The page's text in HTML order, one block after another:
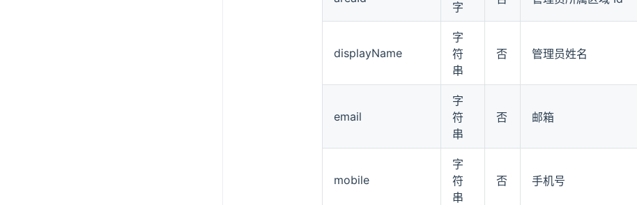
字
displayName
字
符
串
否 管理员姓名
email
字
符
串
否 邮箱
mobile
字
符
串
否 手机号